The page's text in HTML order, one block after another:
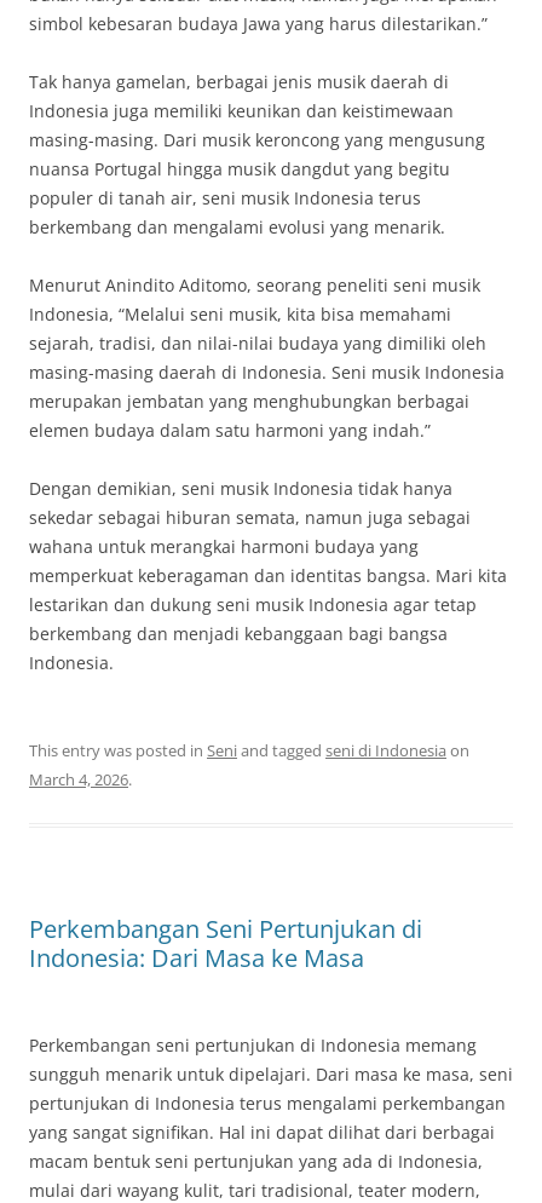
simbol kebesaran budaya Jawa yang harus dilestarikan.”
Tak hanya gamelan, berbagai jenis musik daerah di
Indonesia juga memiliki keunikan dan keistimewaan
masing-masing. Dari musik keroncong yang mengusung
nuansa Portugal hingga musik dangdut yang begitu
populer di tanah air, seni musik Indonesia terus
berkembang dan mengalami evolusi yang menarik.
Menurut Anindito Aditomo, seorang peneliti seni musik
Indonesia, “Melalui seni musik, kita bisa memahami
sejarah, tradisi, dan nilai-nilai budaya yang dimiliki oleh
masing-masing daerah di Indonesia. Seni musik Indonesia
merupakan jembatan yang menghubungkan berbagai
elemen budaya dalam satu harmoni yang indah.”
Dengan demikian, seni musik Indonesia tidak hanya
sekedar sebagai hiburan semata, namun juga sebagai
wahana untuk merangkai harmoni budaya yang
memperkuat keberagaman dan identitas bangsa. Mari kita
lestarikan dan dukung seni musik Indonesia agar tetap
berkembang dan menjadi kebanggaan bagi bangsa
Indonesia.
This entry was posted in Seniand tagged seni di Indonesia on
March 4, 2026.
Perkembangan Seni Pertunjukan di
Indonesia: Dari Masa ke Masa
Perkembangan seni pertunjukan di Indonesia memang
sungguh menarik untuk dipelajari. Dari masa ke masa, seni
pertunjukan di Indonesia terus mengalami perkembangan
yang sangat signifikan. Hal ini dapat dilihat dari berbagai
macam bentuk seni pertunjukan yang ada di Indonesia,
mulai dari wayang kulit, tari tradisional, teater modern,